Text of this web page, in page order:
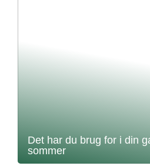
Det har du brug for i din
sommer